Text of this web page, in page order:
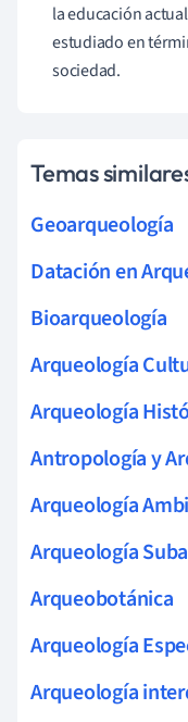
la educación
estudiado en
sociedad.
Temas
Geoarqueología
Datación en
Bioarqueología
Arqueología
Arqueología
Antropología y
Arqueología
Arqueología
Arqueobotánica
Arqueología
Arqueología